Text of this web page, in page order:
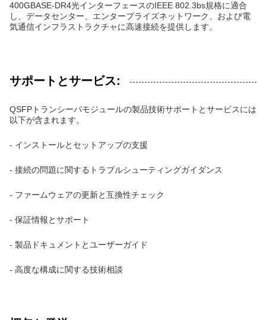
400GBASE-DR4光インターフェースのIEEE 802.3bs規格に適合
し、データセンター、エンタープライズネットワーク、および電
気通信インフラストラクチャに高速接続を提供します。
サポートとサービス:
QSFPトランシーバモジュールの製品技術サポートとサービスには
以下が含まれます。
- インストールとセットアップの支援
- 接続の問題に関するトラブルシューティングガイダンス
- ファームウェアの更新と互換性チェック
- 保証情報とサポート
- 製品ドキュメントとユーザーガイド
- 高度な構成に関する技術相談